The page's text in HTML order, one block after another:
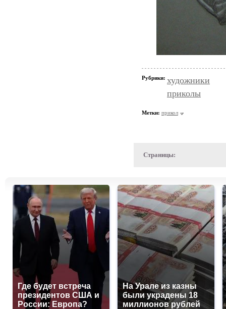
Рубрики: художники
приколы
Метки: прикол
Страницы:
Где будет встреча
президентов США и
России: Европа?
На Урале из казны
были украдены 18
миллионов рублей